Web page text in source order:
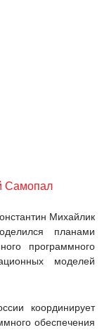
Самопал
Михайлик
планами
программного
моделей
координирует
обеспечения